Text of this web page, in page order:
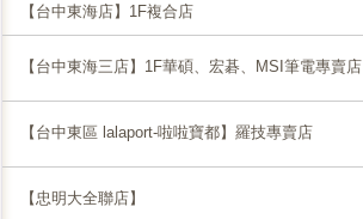
【台中東海店】1F複合店
【台中東海三店】1F華碩、宏碁、MSI筆電專賣店
【台中東區 lalaport-啦啦寶都】羅技專賣店
【忠明大全聯店】